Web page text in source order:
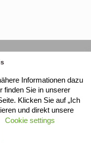
Informationen dazu
finden Sie in unserer
Klicken Sie auf „Ich
und direkt unsere
Cookie settings